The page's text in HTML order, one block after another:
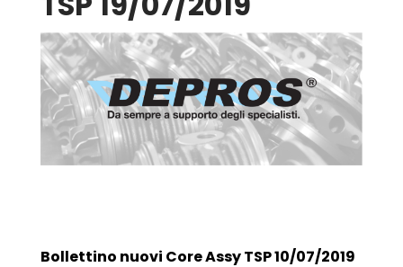
Bollettino nuovi Core Assy TSP 10/07/2019